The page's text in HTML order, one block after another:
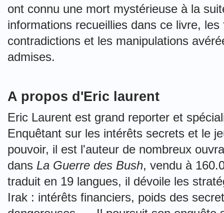
ont connu une mort mystérieuse à la
informations recueillies dans ce livre,
contradictions et les manipulations
admises.
A propos d'Eric laurent
Eric Laurent est grand reporter et
Enquêtant sur les intérêts secrets et le
pouvoir, il est l'auteur de nombreux
dans La Guerre des Bush, vendu à
traduit en 19 langues, il dévoile les
Irak : intérêts financiers, poids des